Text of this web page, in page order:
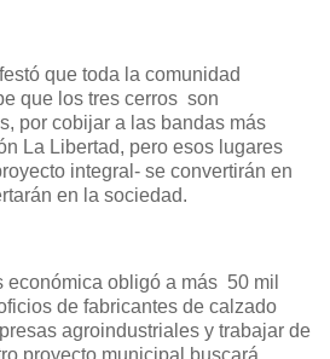
que toda la comunidad
que los tres cerros son
por cobijar a las bandas más
La Libertad, pero esos lugares
integral- se convertirán en
en la sociedad.
económica obligó a más 50 mil
de fabricantes de calzado
agroindustriales y trabajar de
proyecto municipal buscará